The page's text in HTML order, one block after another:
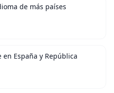
de más países
en España y República